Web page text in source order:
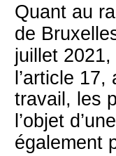
Quant au
de
juillet
l’article 17,
travail, les
l’objet
également